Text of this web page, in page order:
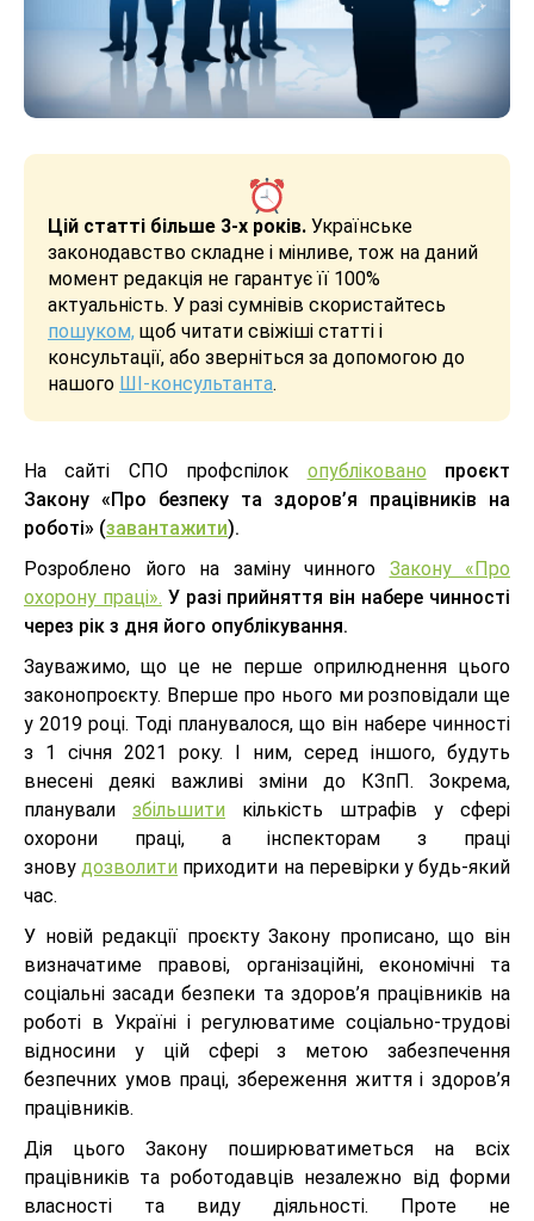
Цій статті більше 3-х років. Українське
законодавство складне і мінливе, тож на даний
момент редакція не гарантує її 100%
актуальність. У разі сумнівів скористайтесь
пошуком, щоб читати свіжіші статті і
консультації, або зверніться за допомогою до
нашого ШІ-консультанта.
На сайті СПО профспілок опубліковано
проєкт
Закону «Про безпеку та здоров’я працівників на
роботі» (завантажити).
Розроблено його на заміну чинного Закону «Про
охорону праці». У разі прийняття він набере чинності
через рік з дня його опублікування.
Зауважимо, що це не перше оприлюднення цього
законопроєкту. Вперше про нього ми розповідали ще
у 2019 році. Тоді планувалося, що він набере чинності
з 1 січня 2021 року. І ним, серед іншого, будуть
внесені деякі важливі зміни до КЗпП. Зокрема,
планували збільшити кількість штрафів у сфері
охорони праці, а інспекторам з праці
зновудозволити приходити на перевірки у будь-який
час.
У новій редакції проєкту Закону прописано, що він
визначатиме правові, організаційні, економічні та
соціальні засади безпеки та здоров’я працівників на
роботі в Україні і регулюватиме соціально-трудові
відносини у цій сфері з метою забезпечення
безпечних умов праці, збереження життя і здоров’я
працівників.
Дія цього Закону поширюватиметься на всіх
працівників та роботодавців незалежно від форми
власності та виду діяльності. Проте не